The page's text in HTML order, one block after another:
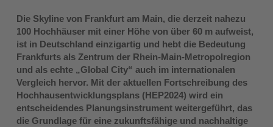
Die Skyline von Frankfurt am Main, die derzeit nahezu
100 Hochhäuser mit einer Höhe von über 60 m aufweist,
ist in Deutschland einzigartig und hebt die Bedeutung
Frankfurts als Zentrum der Rhein-Main-Metropolregion
und als echte „Global City“ auch im internationalen
Vergleich hervor. Mit der aktuellen Fortschreibung des
Hochhausentwicklungsplans (HEP2024) wird ein
entscheidendes Planungsinstrument weitergeführt, das
die Grundlage für eine zukunftsfähige und nachhaltige